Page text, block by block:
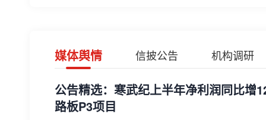
媒体舆情 信披公告 机构调研
公告精选：寒武纪上半年净利润同比增
路板P3项目